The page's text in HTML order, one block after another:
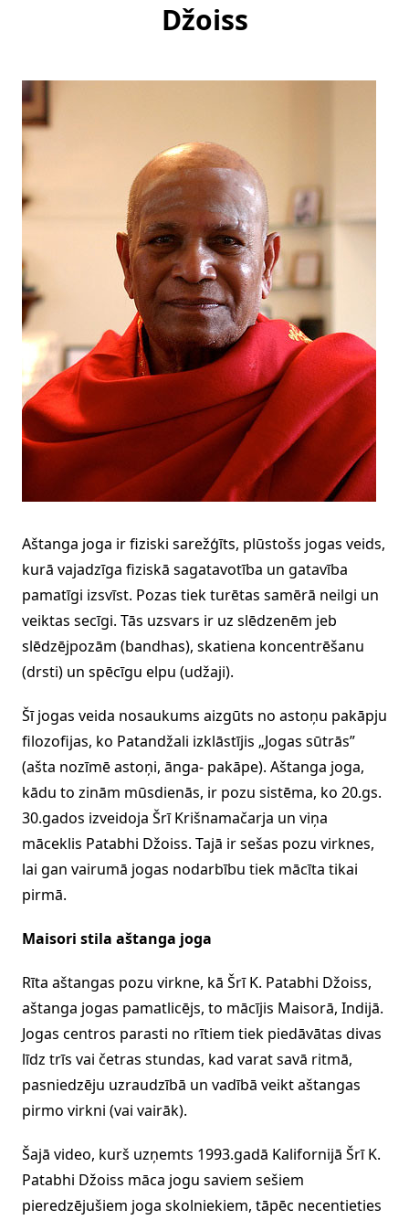
Džoiss
Aštanga joga ir fiziski sarežģīts, plūstošs jogas veids,
kurā vajadzīga fiziskā sagatavotība un gatavība
pamatīgi izsvīst. Pozas tiek turētas samērā neilgi un
veiktas secīgi. Tās uzsvars ir uz slēdzenēm jeb
slēdzējpozām (bandhas), skatiena koncentrēšanu
(drsti) un spēcīgu elpu (udžaji).
Šī jogas veida nosaukums aizgūts no astoņu pakāpju
filozofijas, ko Patandžali izklāstījis „Jogas sūtrās”
(ašta nozīmē astoņi, ānga- pakāpe). Aštanga joga,
kādu to zinām mūsdienās, ir pozu sistēma, ko 20.gs.
30.gados izveidoja Šrī Krišnamačarja un viņa
māceklis Patabhi Džoiss. Tajā ir sešas pozu virknes,
lai gan vairumā jogas nodarbību tiek mācīta tikai
pirmā.
Maisori stila aštanga joga
Rīta aštangas pozu virkne, kā Šrī K. Patabhi Džoiss,
aštanga jogas pamatlicējs, to mācījis Maisorā, Indijā.
Jogas centros parasti no rītiem tiek piedāvātas divas
līdz trīs vai četras stundas, kad varat savā ritmā,
pasniedzēju uzraudzībā un vadībā veikt aštangas
pirmo virkni (vai vairāk).
Šajā video, kurš uzņemts 1993.gadā Kalifornijā Šrī K.
Patabhi Džoiss māca jogu saviem sešiem
pieredzējušiem joga skolniekiem, tāpēc necentieties